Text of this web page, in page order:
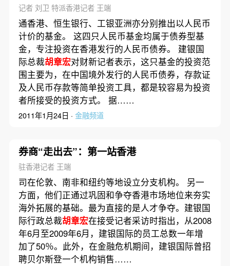
记者 刘卫 特派香港记者 王端
通香港、恒生银行、工银亚洲亦分别推出以人民币
计价的基金。 这四只人民币基金均属于债券型基
金，专注投资在香港发行的人民币债券。 建银国
际总裁胡章宏对财新记者表示，这只基金的投资范
围主要为，在中国境外发行的人民币债券，存款证
及人民币存款等简单投资工具，都是较容易为投资
者所接受的投资方式。 据……
2011年1月24日 · 金融频道
券商“走出去”：第一站香港
驻香港记者 王端
司在伦敦、南非和纽约等地设立分支机构。 另一
方面，他们正通过巩固和争夺香港市场地位来夯实
海外拓展的基础。最为直接的是人才争夺。建银国
际行政总裁胡章宏在接受记者采访时指出，从2008
年6月至2009年6月，建银国际的员工总数一年增
加了50％。此外，在金融危机期间，建银国际曾招
聘贝尔斯登一个机构销售……